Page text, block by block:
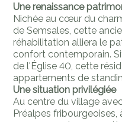
Une renaissance
Nichée au cœur du
de Semsales, cette
réhabilitation alliera le
confort contemporain.
de l'Église 40, cette
appartements de
Une situation privilégiée
Au centre du village
Préalpes